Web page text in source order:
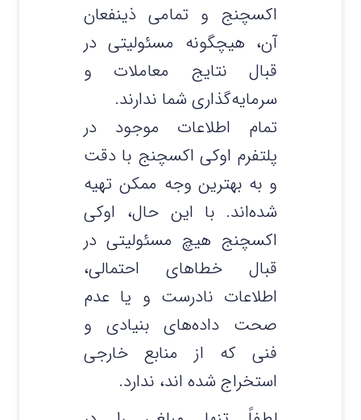
اکسچنج و تمامی ذینفعان
آن، هیچگونه مسئولیتی در
قبال نتایج معاملات و
سرمایه‌گذاری شما ندارند.
تمام اطلاعات موجود در
پلتفرم اوکی اکسچنج با دقت
و به بهترین وجه ممکن تهیه
شده‌اند. با این حال، اوکی
اکسچنج هیچ مسئولیتی در
قبال خطاهای احتمالی،
اطلاعات نادرست و یا عدم
صحت داده‌های بنیادی و
فنی که از منابع خارجی
استخراج شده‌ اند، ندارد.